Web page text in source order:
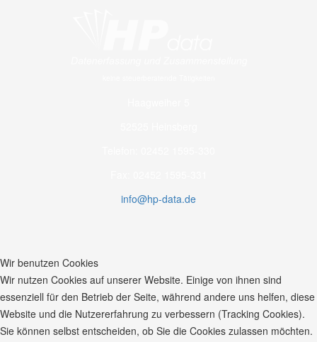
info@hp-data.de
Wir benutzen Cookies
Wir nutzen Cookies auf unserer Website. Einige von ihnen sind
essenziell für den Betrieb der Seite, während andere uns helfen, diese
Website und die Nutzererfahrung zu verbessern (Tracking Cookies).
Sie können selbst entscheiden, ob Sie die Cookies zulassen möchten.